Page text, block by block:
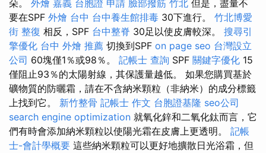
朵。 外燴 嘉義 台胞證 申請 臉部撥筋 竹北 但是，盡量不
要在SPF 外燴 台中 台中養生館排毒 30下進行。 竹北博愛
街 整復 相反，SPF 台中整脊 30足以使皮膚較深。 搜尋引
擎優化 台中 外燴 推薦 切換到SPF on page seo 台灣設立
公司 60塊僅1％或98％。 記帳士 查詢 SPF 關鍵字優化 15
僅阻止93％的太陽射線，其保護量越低。 如果您購買基於
礦物質的防曬霜，請在不含納米顆粒（非納米）的成分標籤
上找到它。 新竹整骨 記帳士 作文 台胞證基隆 seo公司
search engine optimization 就氧化鋅和二氧化鈦而言，它
們有時會添加納米顆粒以使陽光霜在皮膚上更透明。 記帳
士-會計學概要 這些納米顆粒可以更好地擴散日光浴霜，但